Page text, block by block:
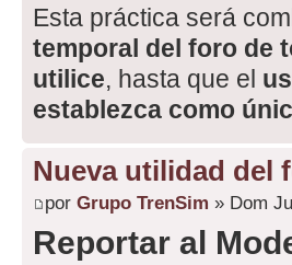
Esta práctica será
temporal del foro de
utilice, hasta que el
establezca como
Nueva utilidad del
por Grupo TrenSim » Dom
Reportar al